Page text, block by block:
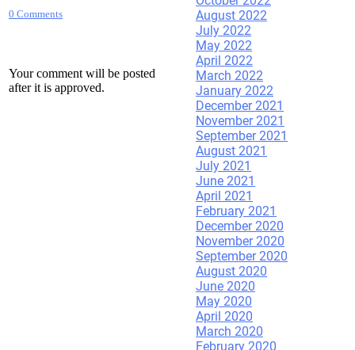
0 Comments
Your comment will be posted
after it is approved.
August 2022
July 2022
May 2022
April 2022
March 2022
January 2022
December 2021
November 2021
September 2021
August 2021
July 2021
June 2021
April 2021
February 2021
December 2020
November 2020
September 2020
August 2020
June 2020
May 2020
April 2020
March 2020
February 2020